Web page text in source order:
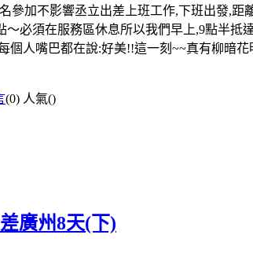
參加不影響丞立出差上班工作,下班出發,
～必須在服務區休息所以我們早上,9點半
個人嘴巴都在說:好美!!這一刻~~真有柳暗
(0) 人氣()
廣州8天(下)